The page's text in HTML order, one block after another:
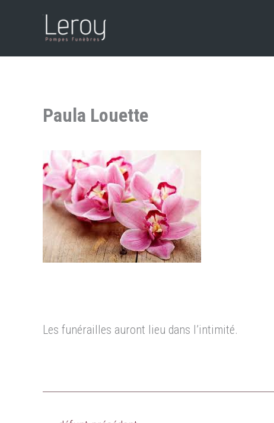
Paula Louette
Les funérailles auront lieu dans l’intimité.